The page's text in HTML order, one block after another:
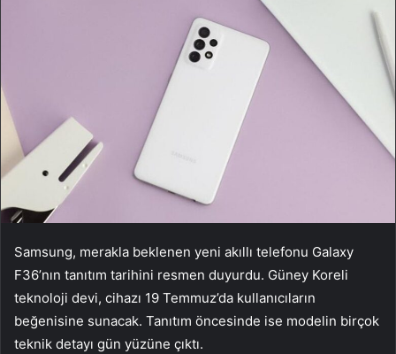
Samsung, merakla beklenen yeni akıllı telefonu Galaxy
F36’nın tanıtım tarihini resmen duyurdu. Güney Koreli
teknoloji devi, cihazı 19 Temmuz’da kullanıcıların
beğenisine sunacak. Tanıtım öncesinde ise modelin birçok
teknik detayı gün yüzüne çıktı.